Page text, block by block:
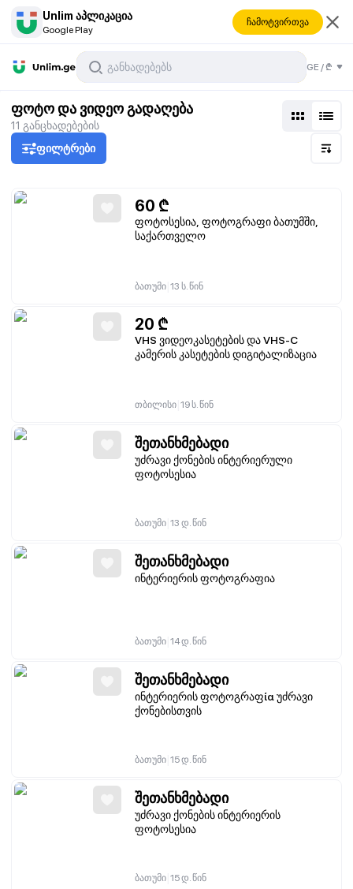
Unlim აპლიკაცია
Google Play
ჩამოტვირთვა
GE /₾
ფოტო და ვიდეო გადაღება
11 განცხადებების
ფილტრები
60 ₾
ფოტოსესია, ფოტოგრაფი ბათუმში,
საქართველო
ბათუმი 13 ს. წინ
20 ₾
VHS ვიდეოკასეტების და VHS-C
კამერის კასეტების დიგიტალიზაცია
თბილისი 19 ს. წინ
შეთანხმებადი
უძრავი ქონების ინტერიერული
ფოტოსესია
ბათუმი 13 დ. წინ
შეთანხმებადი
ინტერიერის ფოტოგრაფია
ბათუმი 14 დ. წინ
შეთანხმებადი
ინტერიერის ფოტოგრაფία უძრავი
ქონებისთვის
ბათუმი 15 დ. წინ
შეთანხმებადი
უძრავი ქონების ინტერიერის
ფოტოსესია
ბათუმი 15 დ. წინ